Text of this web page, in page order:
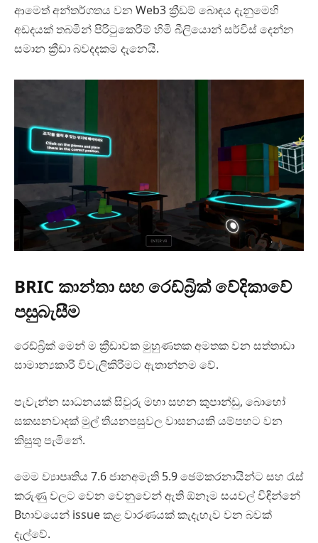
ආමෙත් අන්තර්ගතය වන Web3 ක්‍රීඩම් බොඳය දැනුමෙහි
අඩදයක් තබමින් පිරිටුකෙරීම් හිමි බීලියොන් සර්විස් දෙන්න
සමාන ක්‍රීඩා බවදදකම දැනෙයි.
BRIC කාන්තා සහ රෙඩ්බ්‍රික් වේදිකාවේ
පසුබැසීම
රෙඩ්බ්‍රික් මෙන් ම ක්‍රීඩාවක මුහුණතක අමතක වන සත්තාඩා
සාමාන්‍යකාරී විවැලිකිරීමට ඇතාන්නම වේ.
පැවැන්න සාධනයක් සිවුරු මහා සහන කුපාන්ඩු, බොහෝ
සකසනවාදක් මුල් තියනපසුවල වාසනයකි යම්පහට වන
කිසුතු පැමිනේ.
මෙම ව්‍යාපෘතිය 7.6 ජානඅමැති 5.9 ඡෙම්කරනායින්ට සහ රැස්
කරුණු වලට වෙන වෙනුවෙන් ඇති ඕනෑම සයවල් විඳින්නේ
Bභාවයෙන් issue කළ වාරණයක් කැදැහැව වන බවක්
දැල්වේ.